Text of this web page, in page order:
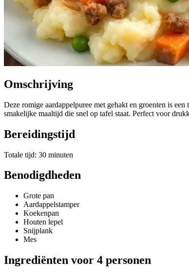
Omschrijving
Deze romige aardappelpuree met gehakt en groenten is
smakelijke maaltijd die snel op tafel staat. Perfect voor
Bereidingstijd
Totale tijd: 30 minuten
Benodigdheden
Grote pan
Aardappelstamper
Koekenpan
Houten lepel
Snijplank
Mes
Ingrediënten voor 4 personen